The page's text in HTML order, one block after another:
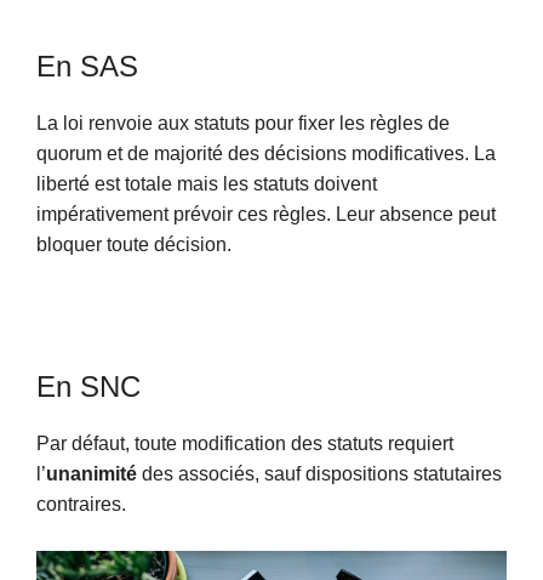
En SAS
La loi renvoie aux statuts pour fixer les règles de
quorum et de majorité des décisions modificatives. La
liberté est totale mais les statuts doivent
impérativement prévoir ces règles. Leur absence peut
bloquer toute décision.
En SNC
Par défaut, toute modification des statuts requiert
l’unanimité des associés, sauf dispositions statutaires
contraires.